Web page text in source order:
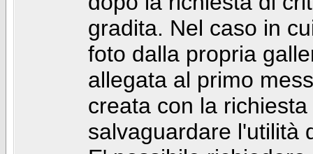
gradita. Nel caso in
foto dalla propria
allegata al primo
creata con la
salvaguardare l'utilità